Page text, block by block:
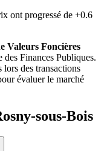
ont progressé de +0.6
Valeurs Foncières
Finances Publiques.
des transactions
évaluer le marché
sous-Bois